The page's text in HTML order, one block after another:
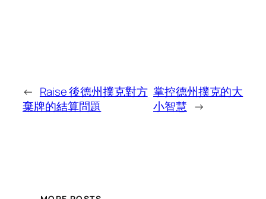
← Raise 後德州撲克對方
棄牌的結算問題
掌控德州撲克的大
小智慧 →